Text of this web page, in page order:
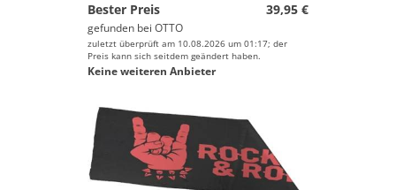
Bester Preis
39,95 €
gefunden bei OTTO
zuletzt überprüft am 10.08.2026 um 01:17; der
Preis kann sich seitdem geändert haben.
Keine weiteren Anbieter